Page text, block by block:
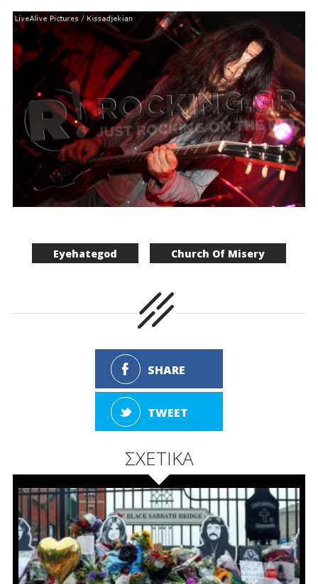
Eyehategod Church Of Misery
SHARE
TWEET
ΣΧΕΤΙΚΑ